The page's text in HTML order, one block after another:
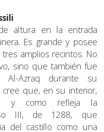
altura en la entrada
Es grande y posee
amplios recintos. No
sino que también fue
Al-Azraq durante su
cree que, en su interior,
y como refleja la
III, de 1288, que
del castillo como una